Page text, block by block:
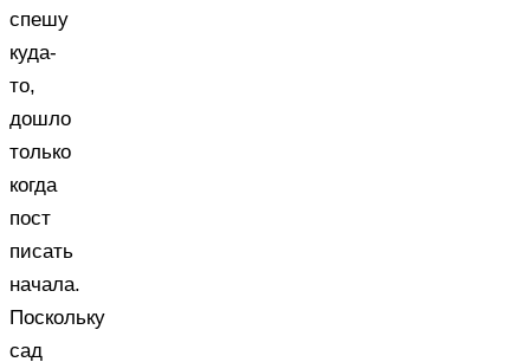
спешу
куда-
то,
дошло
только
когда
пост
писать
начала.
Поскольку
сад